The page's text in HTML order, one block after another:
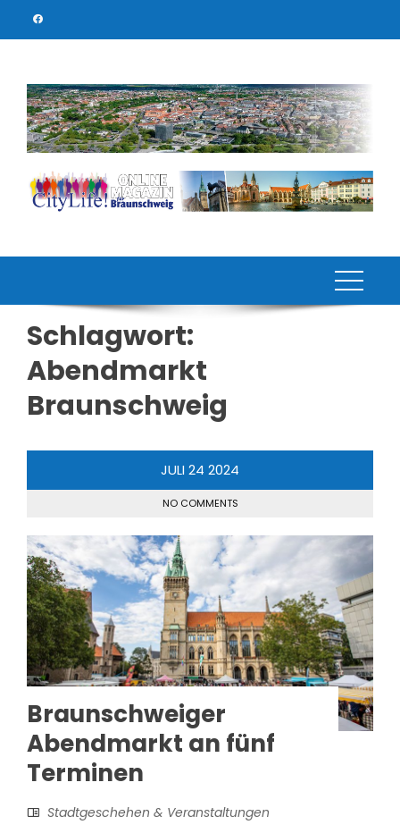
Schlagwort:
Abendmarkt
Braunschweig
JULI24 2024
NO COMMENTS
Braunschweiger
Abendmarkt an fünf
Terminen
Stadtgeschehen & Veranstaltungen